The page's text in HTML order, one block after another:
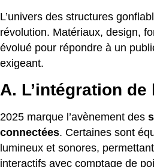
L’univers des structures
révolution. Matériaux, design,
évolué pour répondre à un
exigeant.
A. L’intégration
2025 marque l’avènement des
connectées. Certaines sont
lumineux et sonores,
interactifs avec comptage de